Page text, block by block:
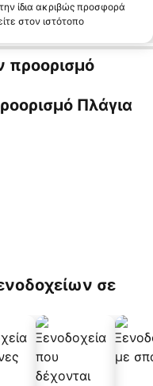
ίδια ακριβώς προσφορά
στον ιστότοπο
προορισμό
Πλάγια
σε